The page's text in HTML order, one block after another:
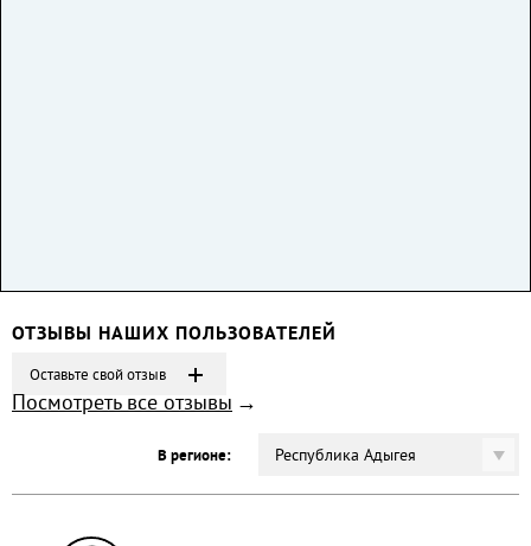
ОТЗЫВЫ НАШИХ ПОЛЬЗОВАТЕЛЕЙ
Оставьте свой отзыв
Посмотреть все отзывы
В регионе: Республика Адыгея